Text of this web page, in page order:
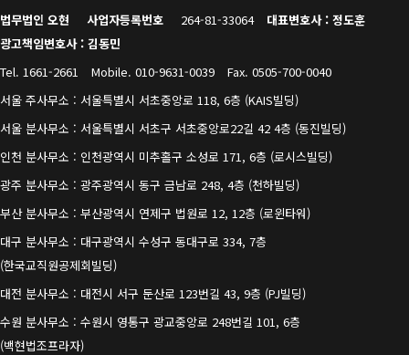
법무법인 오현 사업자등록번호 264-81-33064
대표변호사 : 정도훈
광고책임변호사 : 김동민
Tel. 1661-2661
Mobile. 010-9631-0039
Fax. 0505-700-0040
서울 주사무소 : 서울특별시 서초중앙로 118, 6층 (KAIS빌딩)
서울 분사무소 : 서울특별시 서초구 서초중앙로22길 42 4층 (동진빌딩)
인천 분사무소 : 인천광역시 미추홀구 소성로 171, 6층 (로시스빌딩)
광주 분사무소 : 광주광역시 동구 금남로 248, 4층 (천하빌딩)
부산 분사무소 : 부산광역시 연제구 법원로 12, 12층 (로윈타워)
대구 분사무소 : 대구광역시 수성구 동대구로 334, 7층
(한국교직원공제회빌딩)
대전 분사무소 : 대전시 서구 둔산로 123번길 43, 9층 (PJ빌딩)
수원 분사무소 : 수원시 영통구 광교중앙로 248번길 101, 6층
(백현법조프라자)